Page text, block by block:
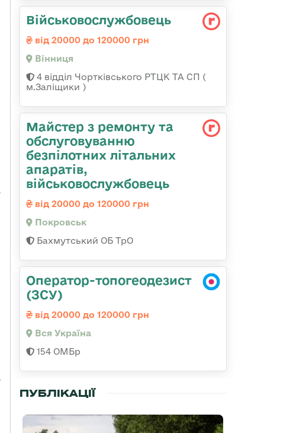
Військовослужбовець
від 20000 до 120000 грн
Вінниця
4 відділ Чортківського РТЦК ТА СП (
м.Заліщики )
Майстер з ремонту та
обслуговуванню
безпілотних літальних
апаратів,
військовослужбовець
від 20000 до 120000 грн
Покровськ
Бахмутський ОБ ТрО
Оператор-топогеодезист
(ЗСУ)
від 20000 до 120000 грн
Вся Україна
154 ОМБр
ПУБЛІКАЦІЇ